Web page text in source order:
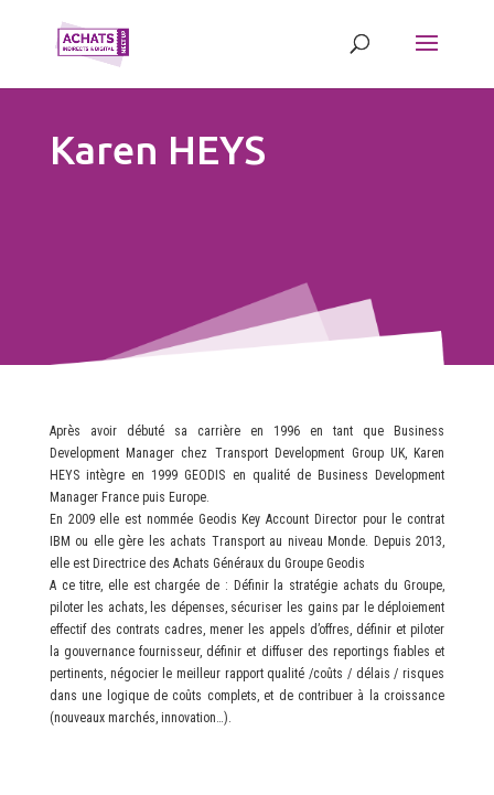
Karen HEYS
Après avoir débuté sa carrière en 1996 en tant que Business
Development Manager chez Transport Development Group UK, Karen
HEYS intègre en 1999 GEODIS en qualité de Business Development
Manager France puis Europe.
En 2009 elle est nommée Geodis Key Account Director pour le contrat
IBM ou elle gère les achats Transport au niveau Monde. Depuis 2013,
elle est Directrice des Achats Généraux du Groupe Geodis
A ce titre, elle est chargée de : Définir la stratégie achats du Groupe,
piloter les achats, les dépenses, sécuriser les gains par le déploiement
effectif des contrats cadres, mener les appels d’offres, définir et piloter
la gouvernance fournisseur, définir et diffuser des reportings fiables et
pertinents, négocier le meilleur rapport qualité /coûts / délais / risques
dans une logique de coûts complets, et de contribuer à la croissance
(nouveaux marchés, innovation…).